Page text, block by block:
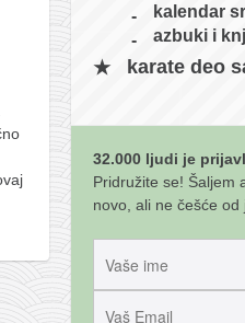
kalendar
azbuki i
karate deo
32.000 ljudi je
Pridružite se! Šaljem
novo, ali ne češće od